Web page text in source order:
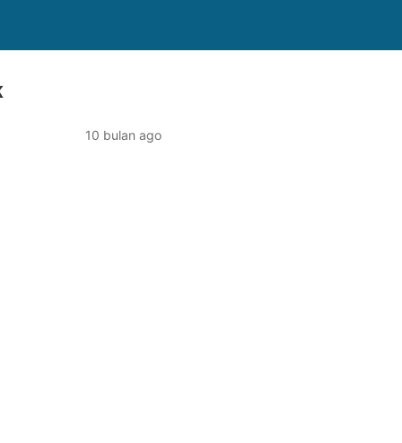
10 bulan ago